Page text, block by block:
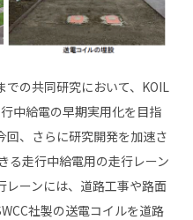
の共同研究において、 KOIL
中給電の早期実用化を目指
回、さらに研究開発を加速さ
る走行中給電用の走行レーン
レーンには、道路工事や路面
社製の送電コイルを道路